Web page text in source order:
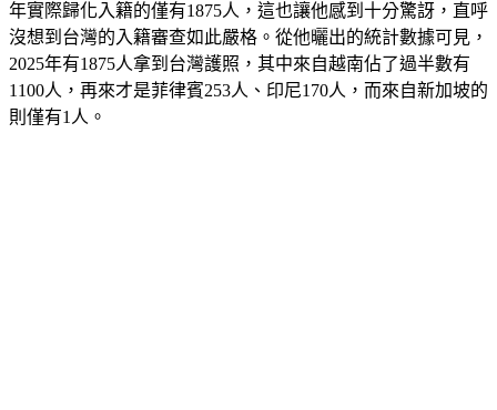
沒想到台灣的入籍審查如此嚴格。從他曬出的統計數據可見，
2025年有1875人拿到台灣護照，其中來自越南佔了過半數有
1100人，再來才是菲律賓253人、印尼170人，而來自新加坡的
則僅有1人。